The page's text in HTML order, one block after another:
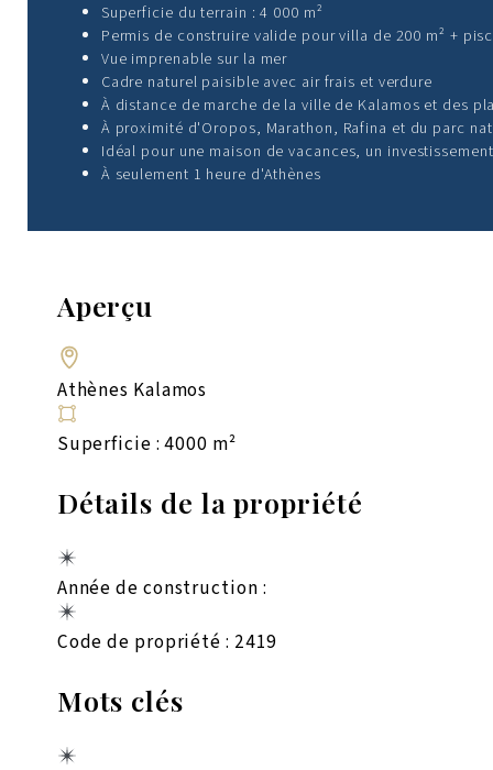
Superficie du terrain : 4 000 m²
Permis de construire valide pour villa de 200 m² +
Vue imprenable sur la mer
Cadre naturel paisible avec air frais et verdure
À distance de marche de la ville de Kalamos et des
À proximité d'Oropos, Marathon, Rafina et du parc
Idéal pour une maison de vacances, un
À seulement 1 heure d'Athènes
Aperçu
Athènes Kalamos
Superficie : 4000 m²
Détails de la propriété
Année de construction :
Code de propriété : 2419
Mots clés